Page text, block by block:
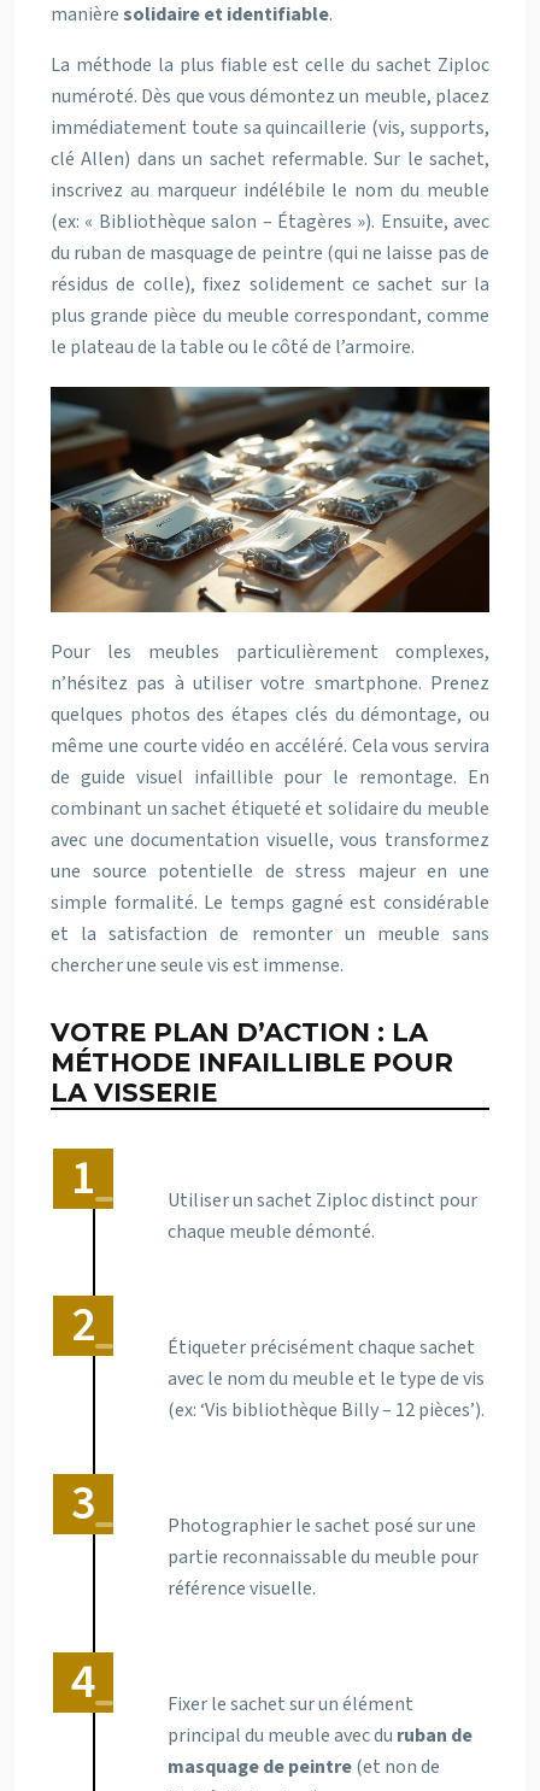
manièresolidaire et identifiable.
La méthode la plus fiable est celle du sachet Ziploc
numéroté. Dès que vous démontez un meuble, placez
immédiatement toute sa quincaillerie (vis, supports,
clé Allen) dans un sachet refermable. Sur le sachet,
inscrivez au marqueur indélébile le nom du meuble
(ex: « Bibliothèque salon – Étagères »). Ensuite, avec
du ruban de masquage de peintre (qui ne laisse pas de
résidus de colle), fixez solidement ce sachet sur la
plus grande pièce du meuble correspondant, comme
le plateau de la table ou le côté de l’armoire.
Pour les meubles particulièrement complexes,
n’hésitez pas à utiliser votre smartphone. Prenez
quelques photos des étapes clés du démontage, ou
même une courte vidéo en accéléré. Cela vous servira
de guide visuel infaillible pour le remontage. En
combinant un sachet étiqueté et solidaire du meuble
avec une documentation visuelle, vous transformez
une source potentielle de stress majeur en une
simple formalité. Le temps gagné est considérable
et la satisfaction de remonter un meuble sans
chercher une seule vis est immense.
VOTRE PLAN D’ACTION : LA
MÉTHODE INFAILLIBLE POUR
LA VISSERIE
Utiliser un sachet Ziploc distinct pour
chaque meuble démonté.
Étiqueter précisément chaque sachet
avec le nom du meuble et le type de vis
(ex: ‘Vis bibliothèque Billy – 12 pièces’).
Photographier le sachet posé sur une
partie reconnaissable du meuble pour
référence visuelle.
Fixer le sachet sur un élément
principal du meuble avec du ruban de
masquage de peintre(et non de